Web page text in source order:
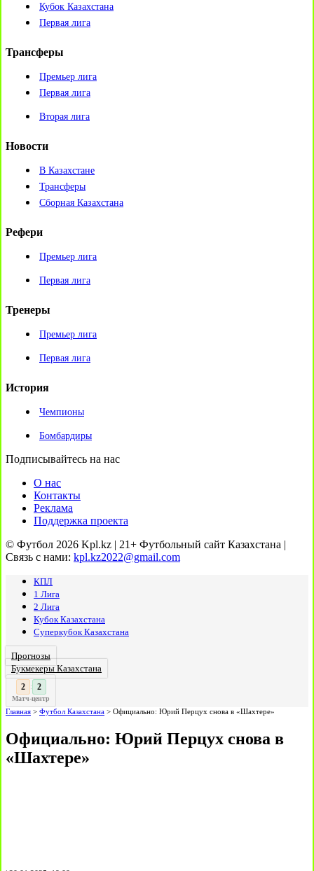
Кубок Казахстана
Первая лига
Трансферы
Премьер лига
Первая лига
Вторая лига
Новости
В Казахстане
Трансферы
Сборная Казахстана
Рефери
Премьер лига
Первая лига
Тренеры
Премьер лига
Первая лига
История
Чемпионы
Бомбардиры
Подписывайтесь на нас
О нас
Контакты
Реклама
Поддержка проекта
© Футбол 2026 Kpl.kz | 21+ Футбольный сайт Казахстана |
Связь с нами: kpl.kz2022@gmail.com
КПЛ
1 Лига
2 Лига
Кубок Казахстана
Суперкубок Казахстана
Прогнозы
Букмекеры Казахстана
3
:
Матч-центр
Главная > Футбол Казахстана > Официально: Юрий Перцух снова в «Шахтере»
Официально: Юрий Перцух снова в
«Шахтере»